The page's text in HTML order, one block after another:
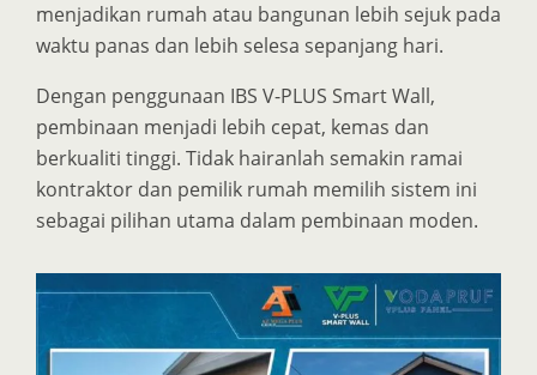
menjadikan rumah atau bangunan lebih sejuk pada
waktu panas dan lebih selesa sepanjang hari.
Dengan penggunaan IBS V-PLUS Smart Wall,
pembinaan menjadi lebih cepat, kemas dan
berkualiti tinggi. Tidak hairanlah semakin ramai
kontraktor dan pemilik rumah memilih sistem ini
sebagai pilihan utama dalam pembinaan moden.